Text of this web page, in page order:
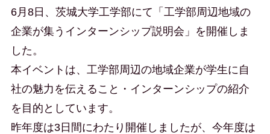
6月8日、茨城大学工学部にて「工学部周辺地域の
企業が集うインターンシップ説明会」を開催しま
した。
本イベントは、工学部周辺の地域企業が学生に自
社の魅力を伝えること・インターンシップの紹介
を目的としています。
昨年度は3日間にわたり開催しましたが、今年度は